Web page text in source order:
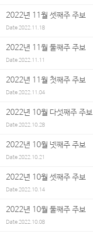
2022년 11월 셋째주 주보
Date2022.11.18
2022년 11월 둘째주 주보
Date2022.11.11
2022년 11월 첫째주 주보
Date2022.11.04
2022년 10월 다섯째주 주보
Date2022.10.28
2022년 10월 넷째주 주보
Date2022.10.21
2022년 10월 셋째주 주보
Date2022.10.14
2022년 10월 둘째주 주보
Date2022.10.08